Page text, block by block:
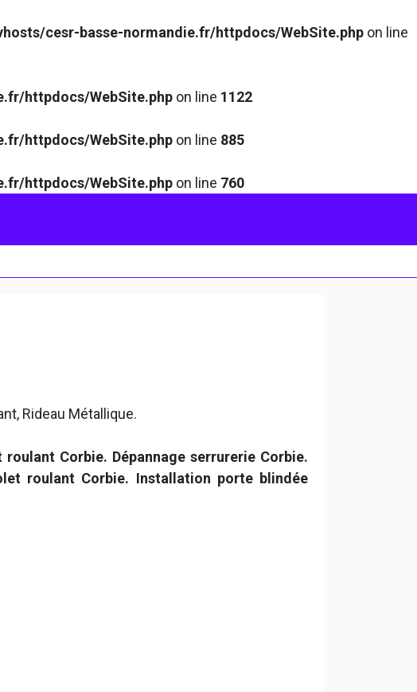
cesr-basse-normandie.fr/httpdocs/WebSite.php on line
httpdocs/WebSite.php on line 1122
httpdocs/WebSite.php on line 885
httpdocs/WebSite.php on line 760
Rideau Métallique.
Corbie. Dépannage serrurerie Corbie.
roulant Corbie. Installation porte blindée